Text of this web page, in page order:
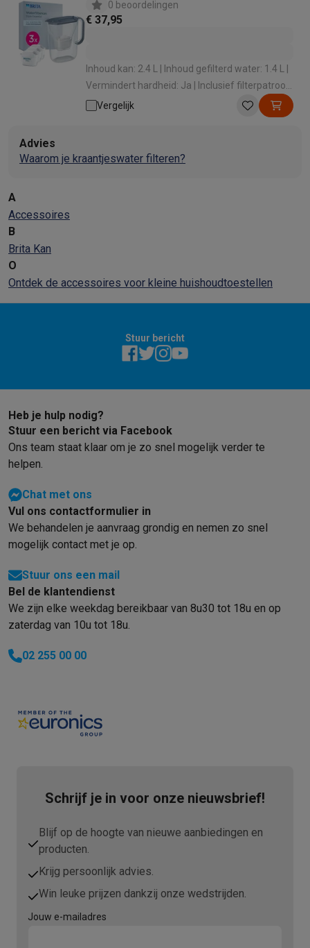
0 beoordelingen
€ 37,95
Inhoud kan: 2.4 L | Inhoud gefilterd water: 1.4 L |
Vermindert hardheid: Ja | Inclusief filterpatroon:
Ja | Vaatwasbestendig: Ja
Vergelijk
Advies
Waarom je kraantjeswater filteren?
A
Accessoires
B
Brita Kan
O
Ontdek de accessoires voor kleine huishoudtoestellen
Stuur bericht
Heb je hulp nodig?
Stuur een bericht via Facebook
Ons team staat klaar om je zo snel mogelijk verder te
helpen.
Chat met ons
Vul ons contactformulier in
We behandelen je aanvraag grondig en nemen zo snel
mogelijk contact met je op.
Stuur ons een mail
Bel de klantendienst
We zijn elke weekdag bereikbaar van 8u30 tot 18u en op
zaterdag van 10u tot 18u.
02 255 00 00
Schrijf je in voor onze nieuwsbrief!
Blijf op de hoogte van nieuwe aanbiedingen en
producten.
Krijg persoonlijk advies.
Win leuke prijzen dankzij onze wedstrijden.
Jouw e-mailadres